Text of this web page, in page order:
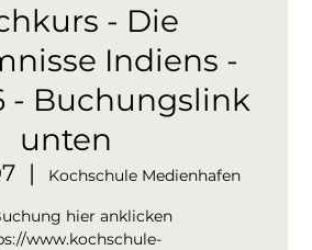
- Die
Indiens -
- Buchungslink
unten
  |
Kochschule Medienhafen
hier anklicken
www.kochschule-